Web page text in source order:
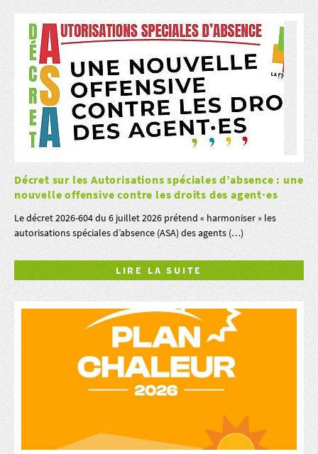
Décret sur les Autorisations spéciales d’absence : une
nouvelle offensive contre les droits des agent·es
Le décret 2026-604 du 6 juillet 2026 prétend « harmoniser » les
autorisations spéciales d’absence (ASA) des agents (…)
LIRE LA SUITE